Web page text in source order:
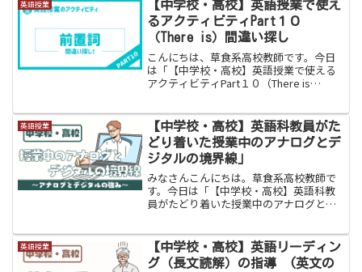
英語授業
【中学校・高校】英語授業で使え
るアクティビティPart１０
（There is）間違い探し
こんにちは、草食系高校教師です。今日
は「【中学校・高校】英語授業で使える
アクティビティPart１０（There is
は中学校１年生で学習するThere is (ar...
英語授業
【中学校・高校】英語科教員がた
どり着いた授業中のアナログとデ
ジタルの境界線」
みなさんこんにちは。草食系高校教師で
す。今日は「【中学校・高校】英語科教
員がたどり着いた授業中のアナログとデ
トを使わなきゃ」という強迫観念と、
「やっぱり紙の方が定着する...
英語授業
【中学校・高校】英語リーディン
グ（長文読解）の指導 (英文の